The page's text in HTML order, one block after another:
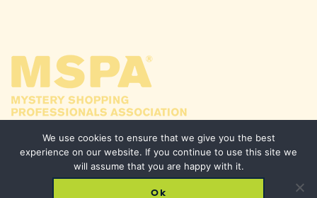
We use cookies to ensure that we give you the best
experience on our website. If you continue to use this site we
will assume that you are happy with it.
Ok